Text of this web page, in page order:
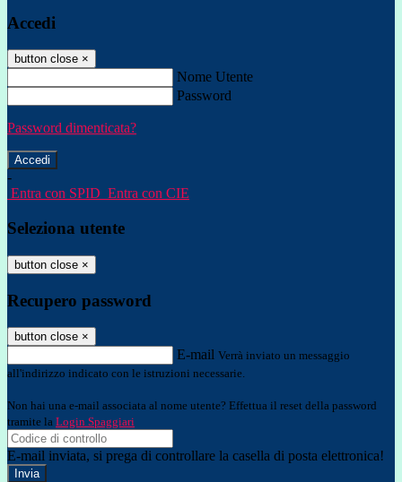
Accedi
button close ×
Nome Utente
Password
Password dimenticata?
-
Entra con SPID Entra con CIE
Seleziona utente
button close ×
Recupero password
button close ×
E-mail Verrà inviato un messaggio
all'indirizzo indicato con le istruzioni necessarie.
Non hai una e-mail associata al nome utente? Effettua il reset della password
tramite la Login Spaggiari
E-mail inviata, si prega di controllare la casella di posta elettronica!